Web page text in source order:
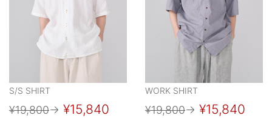
S/S SHIRT
¥19,800→ ¥15,840
WORK SHIRT
¥19,800→ ¥15,840